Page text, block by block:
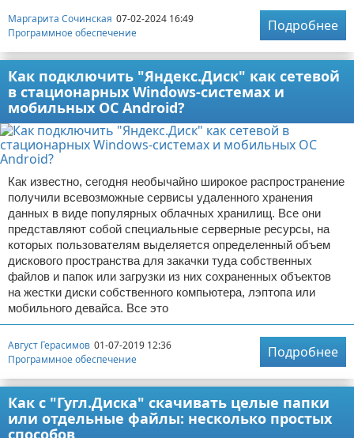
Маргарита Сочинская 07-02-2024 16:49
Программное обеспечение
Подробнее
Как подключить "Яндекс.Диск" как сетевой
в стационарных Windows-системах и
мобильных ОС Android?
Как известно, сегодня необычайно широкое распространение
получили всевозможные сервисы удаленного хранения
данных в виде популярных облачных хранилищ. Все они
представляют собой специальные серверные ресурсы, на
которых пользователям выделяется определенный объем
дискового пространства для закачки туда собственных
файлов и папок или загрузки из них сохраненных объектов
на жестки диски собственного компьютера, лэптопа или
мобильного девайса. Все это
Август Герасимов 01-07-2019 12:36
Программное обеспечение
Подробнее
Как с "Гугл.Диска" скачивать целые папки
или отдельные файлы: несколько простых
способов